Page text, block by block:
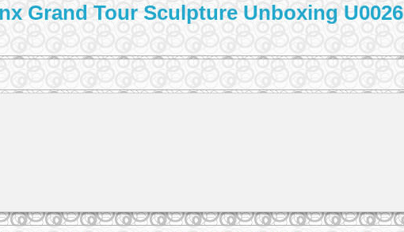
Grand Tour Sculpture Unboxing U0026